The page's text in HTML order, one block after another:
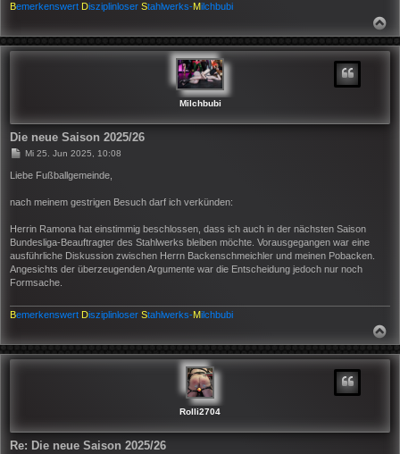
Bemerkenswert Disziplinloser Stahlwerks-Milchbubi
C
Milchbubi
Die neue Saison 2025/26
B
i
a
Mi 25. Jun 2025, 10:08
Liebe Fußballgemeinde,
nach meinem gestrigen Besuch darf ich verkünden:
Herrin Ramona hat einstimmig beschlossen, dass ich auch in der nächsten Saison
Bundesliga-Beauftragter des Stahlwerks bleiben möchte. Vorausgegangen war eine
ausführliche Diskussion zwischen Herrn Backenschmeichler und meinen Pobacken.
Angesichts der überzeugenden Argumente war die Entscheidung jedoch nur noch
Formsache.
Bemerkenswert Disziplinloser Stahlwerks-Milchbubi
C
Rolli2704
Re: Die neue Saison 2025/26